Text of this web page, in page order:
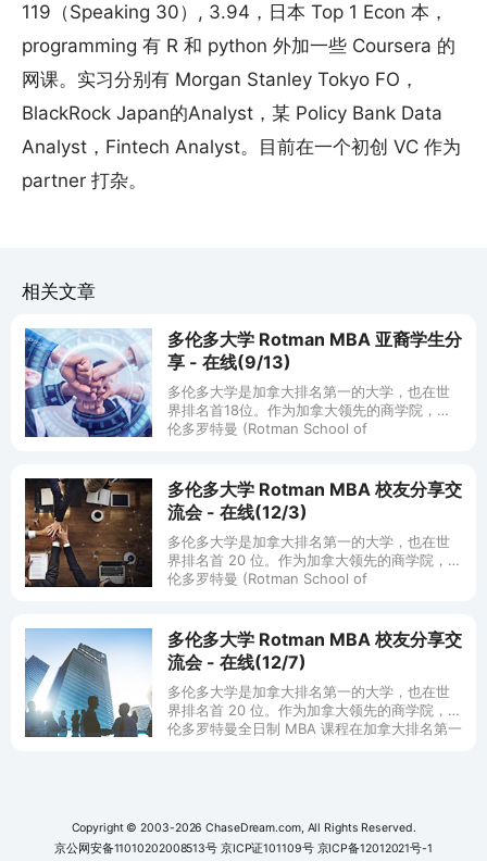
119（Speaking 30）, 3.94，日本 Top 1 Econ 本，
programming 有 R 和 python 外加一些 Coursera 的
网课。实习分别有 Morgan Stanley Tokyo FO，
BlackRock Japan的Analyst，某 Policy Bank Data
Analyst，Fintech Analyst。目前在一个初创 VC 作为
partner 打杂。
相关文章
多伦多大学 Rotman MBA 亚裔学生分
享 - 在线(9/13)
多伦多大学是加拿大排名第一的大学，也在世
界排名首18位。作为加拿大领先的商学院，多
伦多罗特曼 (Rotman School of
多伦多大学 Rotman MBA 校友分享交
流会 - 在线(12/3)
多伦多大学是加拿大排名第一的大学，也在世
界排名首 20 位。作为加拿大领先的商学院，多
伦多罗特曼 (Rotman School of
多伦多大学 Rotman MBA 校友分享交
流会 - 在线(12/7)
多伦多大学是加拿大排名第一的大学，也在世
界排名首 20 位。作为加拿大领先的商学院，多
伦多罗特曼全日制 MBA 课程在加拿大排名第一
Copyright © 2003-2026 ChaseDream.com, All Rights Reserved.
京公网安备11010202008513号 京ICP证101109号 京ICP备12012021号-1